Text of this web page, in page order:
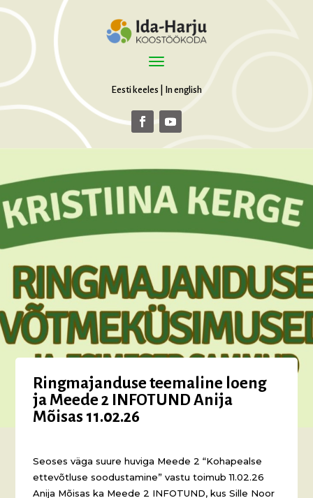
Eesti keeles In english
Ringmajanduse teemaline loeng
ja Meede 2 INFOTUND Anija
Mõisas 11.02.26
Seoses väga suure huviga Meede 2 “Kohapealse
ettevõtluse soodustamine” vastu toimub 11.02.26
Anija Mõisas ka Meede 2 INFOTUND, kus Sille Noor